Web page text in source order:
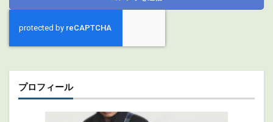
プロフィール